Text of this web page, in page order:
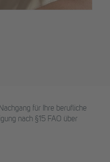
für Ihre berufliche
nach §15 FAO über